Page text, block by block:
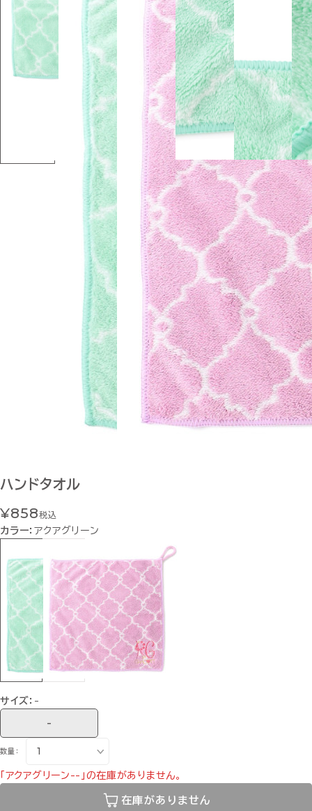
ハンドタオル
¥858税込
カラー：アクアグリーン
サイズ： -
-
数量：
「アクアグリーン--」の在庫がありません。
在庫がありません